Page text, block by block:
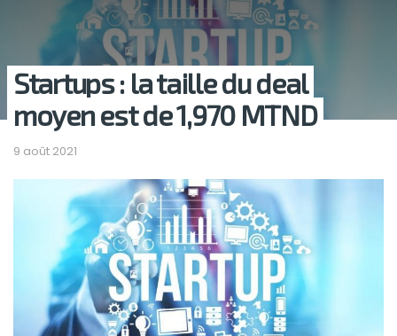
Startups : la taille du deal
moyen est de 1,970 MTND
9 août 2021